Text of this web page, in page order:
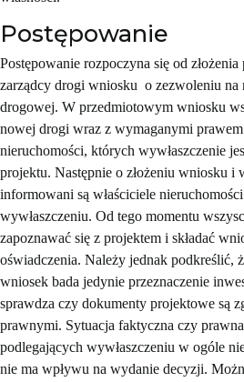
Postępowanie
Postępowanie rozpoczyna się od
zarządcy drogi wniosku o zezwoleniu na
drogowej. W przedmiotowym wniosku
nowej drogi wraz z wymaganymi
nieruchomości, których wywłaszczenie
projektu. Następnie o złożeniu wniosku i
informowani są właściciele
wywłaszczeniu. Od tego momentu
zapoznawać się z projektem i składać
oświadczenia. Należy jednak podkreślić,
wniosek bada jedynie przeznaczenie
sprawdza czy dokumenty projektowe są
prawnymi. Sytuacja faktyczna czy
podlegających wywłaszczeniu w ogóle
nie ma wpływu na wydanie decyzji.